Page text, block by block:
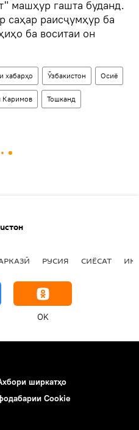
машҳур гашта буданд.
саҳар раисҷумҳур ба
ба воситаи он
хабарҳо Ӯзбакистон Осиё
Каримов Тошканд
РУСИЯ СИЁСАТ
OK
ширкатҳо
Cookie